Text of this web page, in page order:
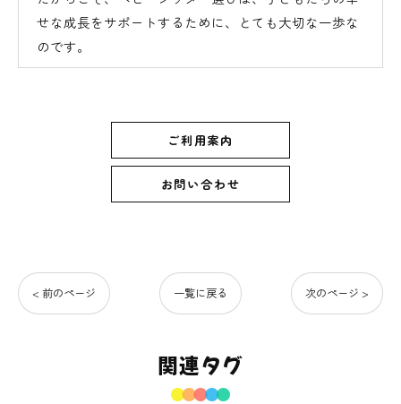
せな成長をサポートするために、とても大切な一歩な
のです。
ご利用案内
お問い合わせ
< 前のページ 一覧に戻る 次のページ >
関連タグ